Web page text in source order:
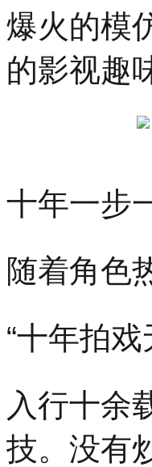
爆火的模
的影视趣
十年一步
随着角色
“十年拍
入行十余
技。没有